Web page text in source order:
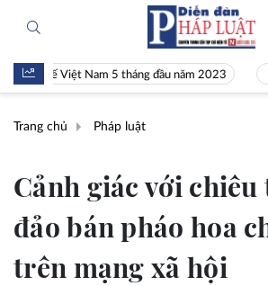
tế Việt Nam 5 tháng đầu năm 2023
Trang chủ Pháp luật
Cảnh giác với
đảo bán pháo hoa
trên mạng xã hội